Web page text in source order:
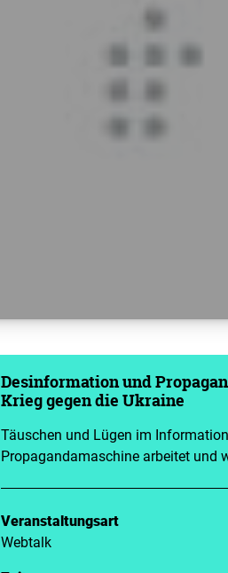
Desinformation und
Krieg gegen die Ukraine
Täuschen und Lügen im
Propagandamaschine arbeitet und
Veranstaltungsart
Webtalk